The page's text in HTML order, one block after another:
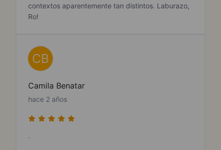
contextos aparentemente tan distintos. Laburazo,
Ro!
CB
Camila Benatar
hace 2 años
.